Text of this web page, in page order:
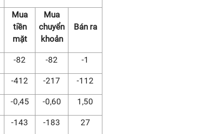
Mua
tiền
mặt
Mua
chuyển
khoản
Bán ra
-82 -82 -1
-412 -217 -112
-0,45 -0,60 1,50
-143 -183 27